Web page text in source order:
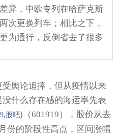
异，中欧专列在哈萨克斯
次更换列车；相比之下，
为通行，反倒省去了很多
舆论追捧，但从疫情以来
什么存在感的海运率先表
, 股吧)（601919），股价从去
份的阶段性高点，区间涨幅